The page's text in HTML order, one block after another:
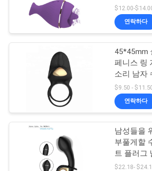
질
문
의
현실적 섹스 인
총알 진동자 성
구
발언
$12.00-
연락하다
45*45mm
페니스 링
소리 남자
구
$9.50 -
연락하다
남성들을
부풀게할
트 플러그
성애 전립
$22.18-